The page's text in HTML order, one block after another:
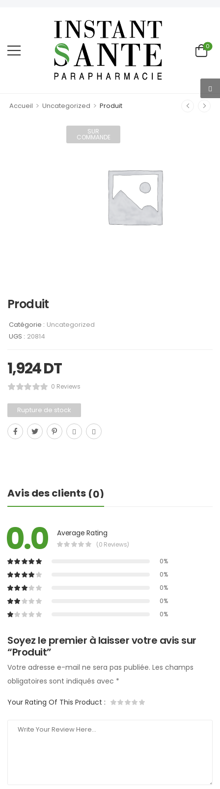
0
Accueil > Uncategorized > Produit
SUR
COMMANDE
Produit
Catégorie : Uncategorized
UGS : 20814
1,924DT
0 Reviews
Rupture de stock
Avis des clients (0)
0.0 Average Rating
(0 Reviews)
0%
0%
0%
0%
0%
Soyez le premier à laisser votre avis sur
“Produit”
Votre adresse e-mail ne sera pas publiée. Les champs
obligatoires sont indiqués avec *
Your Rating Of This Product :